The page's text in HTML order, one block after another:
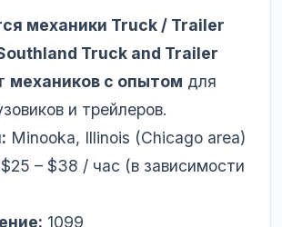
механики Truck / Trailer
Truck and Trailer
механиков с опытом для
и трейлеров.
Minooka, Illinois (Chicago area)
$25 – $38 / час (в зависимости
1099